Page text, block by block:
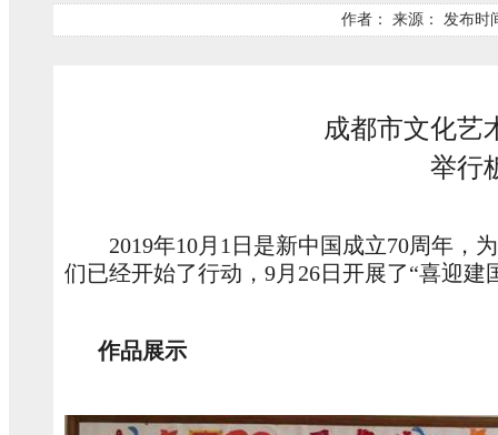
作者： 来源： 发布时
成都市文化艺
举行
2019年10月 1 日是新中国成立70周年，
们已经开始了行动， 9月 26日开展了“喜迎建
作品展示